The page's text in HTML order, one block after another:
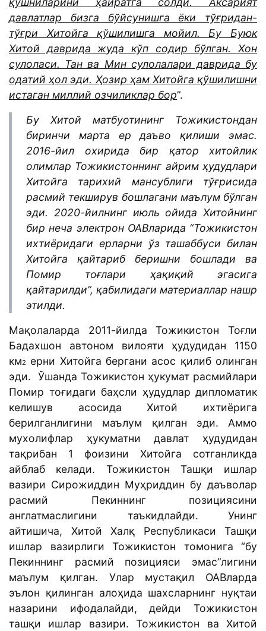
давлатлар бизга бўйсунишга ёки тўғридан-
тўғри Хитойга қўшилишга мойил. Бу Буюк
Хитой даврида жуда кўп содир бўлган. Хон
сулоласи. Тан ва Мин сулолалари даврида бу
одатий ҳол эди. Ҳозир ҳам Хитойга қўшилишни
истаган миллий озчиликлар бор”.
Бу Хитой матбуотининг Тожикистондан
биринчи марта ер даъво қилиши эмас.
2016-йил охирида бир қатор хитойлик
олимлар Тожикистоннинг айрим ҳудудлари
Хитойга тарихий мансублиги тўғрисида
расмий текширув бошлагани маълум бўлган
эди. 2020-йилнинг июль ойида Хитойнинг
бир неча электрон ОАВларида “Тожикистон
ихтиёридаги ерларни ўз ташаббуси билан
Хитойга қайтариб беришни бошлади ва
Помир тоғлари ҳақиқий эгасига
қайтарилди”, қабилидаги материаллар нашр
этилди.
Мақолаларда 2011-йилда Тожикистон Тоғли
Бадахшон автоном вилояти ҳудудидан 1150
км2
ерни Хитойга бергани асос қилиб олинган
эди. Ўшанда Тожикистон ҳукумат расмийлари
Помир тоғидаги баҳсли ҳудудлар дипломатик
келишув асосида Хитой ихтиёрига
берилганлигини маълум қилган эди. Аммо
мухолифлар ҳукуматни давлат ҳудудидан
тақрибан 1 фоизини Хитойга сотганликда
айблаб келади. Тожикистон Ташқи ишлар
вазири Сирожиддин Муҳриддин бу даъволар
расмий Пекиннинг позициясини
англатмаслигини таъкидлайди. Унинг
айтишича, Хитой Халқ Республикаси Ташқи
ишлар вазирлиги Тожикистон томонига “бу
Пекиннинг расмий позицияси эмас”лигини
маълум қилган. Улар мустақил ОАВларда
эълон қилинган алоҳида шахсларнинг нуқтаи
назарини ифодалайди, дейди Тожикистон
ташқи ишлар вазири. Тожикистон ва Хитой